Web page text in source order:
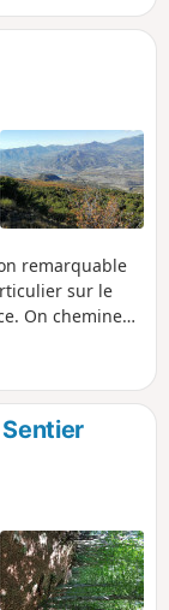
remarquable
sur le
On chemine